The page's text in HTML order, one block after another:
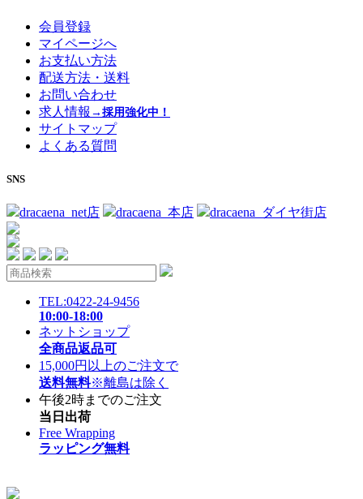
会員登録
マイページへ
お支払い方法
配送方法・送料
お問い合わせ
求人情報 →採用強化中！
サイトマップ
よくある質問
SNS
dracaena_net店 dracaena_本店 dracaena_ダイヤ街店
TEL:0422-24-9456
10:00-18:00
ネットショップ
全商品返品可
15,000円以上のご注文で
送料無料※離島は除く
午後2時までのご注文
当日出荷
Free Wrapping
ラッピング無料